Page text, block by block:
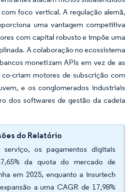
foco vertical. A regulação alemã,
uma vantagem competitiva
com capital robusto e impõe uma
A colaboração no ecossistema
monetizam APIs em vez de as
co-criam motores de subscrição com
e os conglomerados industriais
dos softwares de gestão da cadeia
do Relatório
os pagamentos digitais
da quota do mercado de
em 2025, enquanto a insurtech
a uma CAGR de 17,98%